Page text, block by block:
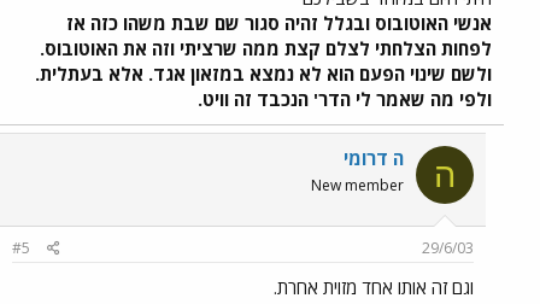
לראות את דיגמי האוטובוסים בת"א, ת"א מחליפה דיגמי אוטובוסים כמו
גרביים. ב. על רצפת כל המוזאון דגם צילום אוויר מוגדל מאוד של העיר ת"א
מדרום לצפון וממערב למזרח, ממש מעודכן (כולל כל המגדלים וגם מגדל
סונול שבבניה), אפשר לזהות ברמה של בית (אני תושב ת"א וזיהיתי את בית
מגורי), אפשר לראות את ציר איילון לכל אורכו ולראות את כל תחנות
הרכבת הקיימות בעיר ת"א, תחנה המרכזית הישנה והחדשה, הגשרים,
הכבישים והמחלפים. ג. בצילומים שמפוזרים יש גם דיגמי אוטובוסים וסרטים
שמראים רכבת שעוברת בתוך ת"א. תערוכה ממש מיוחדת והזדמנות להכיר
את העיר ואת ההיסטוריה התחבורתית שלה.
אנשי האוטובוס ובגלל זהיה סגור שם שבת משהו כזה אז
לפחות הצלחתי לצלם קצת ממה שרציתי וזה את האוטובוס.
ולשם שינוי הפעם הוא לא נמצא במזאון אגד. אלא בעתלית.
ולפי מה שאמר לי הדר' הנכבד זה וויט.
ה ה דרומי
New member
29/6/03
#5
וגם זה אותו אחד מזוית אחרת.